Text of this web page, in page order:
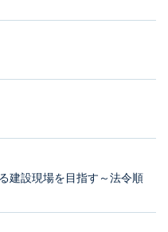
建設現場を目指す～法令順